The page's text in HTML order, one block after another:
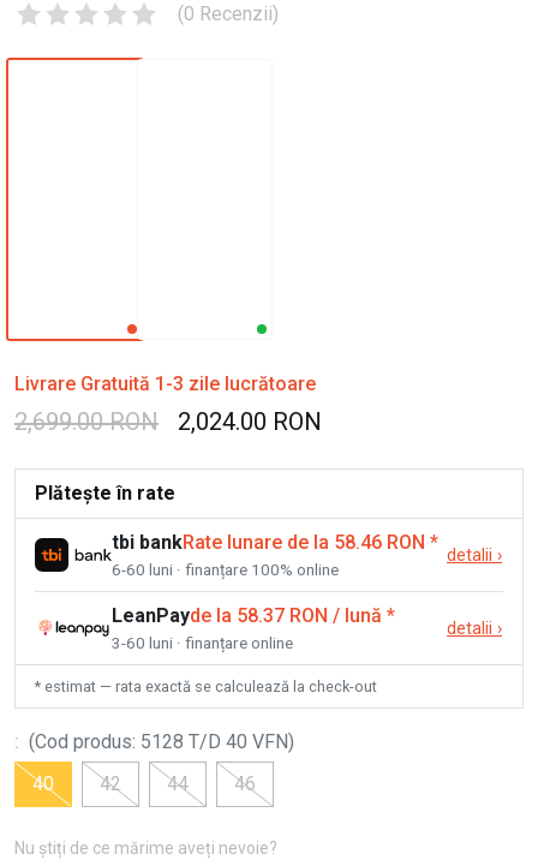
(0 Recenzii)
Livrare Gratuită 1-3 zile lucrătoare
2,699.00 RON 2,024.00 RON
Plătește în rate
tbi bankRate lunare de la 58.46 RON *
6-60 luni · finanțare 100% online
detalii ›
LeanPayde la 58.37 RON / lună *
3-60 luni · finanțare online
detalii ›
* estimat — rata exactă se calculează la check-out
: (Cod produs: 5128 T/D 40 VFN)
40
42 44 46
Nu știți de ce mărime aveți nevoie?